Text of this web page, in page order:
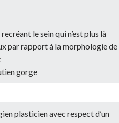
le sein qui n’est plus là
par rapport à la morphologie de
gorge
plasticien avec respect d’un